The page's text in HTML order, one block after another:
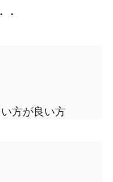
・
方が良い方